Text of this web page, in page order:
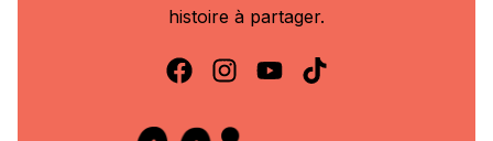
histoire à partager.